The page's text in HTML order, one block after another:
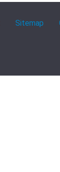
Sitemap